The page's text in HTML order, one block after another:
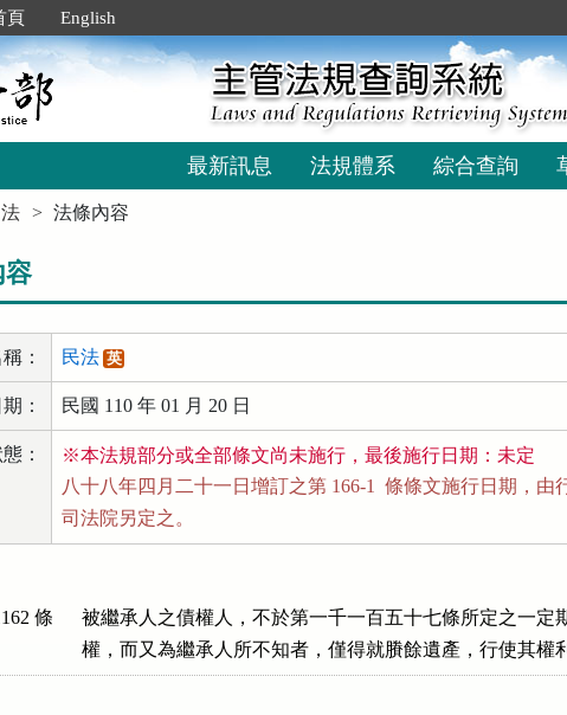
頁 English
最新訊息 法規體系 綜合查詢
法條內容
容
： 民法 英
： 民國 110 年 01 月 20 日
：
※本法規部分或全部條文尚未施行，最後施行日期：未定
八十八年四月二十一日增訂之第 166-1  條條文施行日期，由
司法院另定之。
條
被繼承人之債權人，不於第一千一百五十七條所定之一定
權，而又為繼承人所不知者，僅得就賸餘遺產，行使其權